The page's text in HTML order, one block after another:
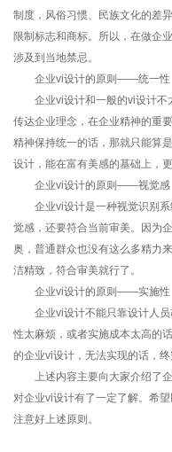
制度，风俗习惯、民族文化的差
限制标志和商标。所以，在做企
涉及到当地禁忌。
企业vi设计的原则——统一性
企业vi设计和一般的vi设计不
传达企业理念，在企业精神的重
精神保持统一的话，那就只能算
设计，能在富有美感的基础上，
企业vi设计的原则——视觉感
企业vi设计是一种视觉识别系
觉感，还要符合当前审美。因为
奥，普通群众也没有这么多精力
洁精致，符合审美就行了。
企业vi设计的原则——实施性
企业vi设计不能只靠设计人员
性太麻烦，或者实施成本太高的
的企业vi设计，无法实现的话，终
上述内容主要向大家介绍了企
对企业vi设计有了一定了解。希
注意好上述原则。